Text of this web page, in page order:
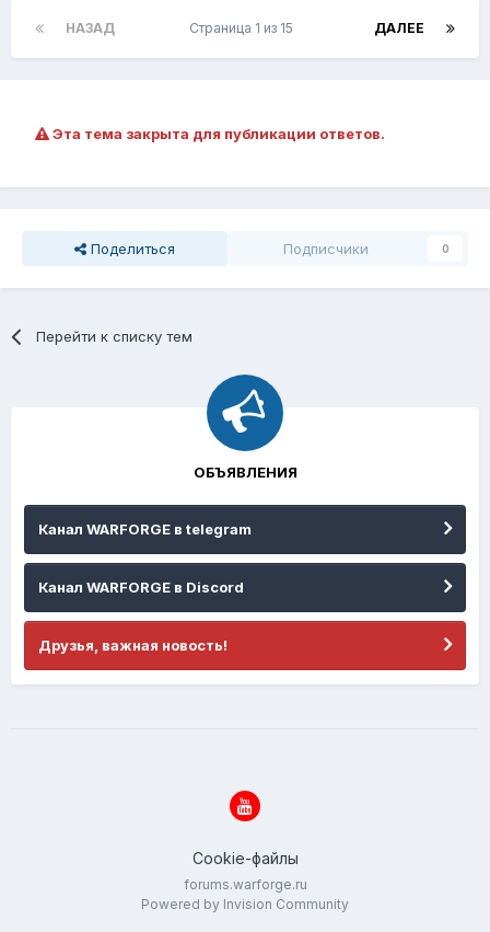
НАЗАД ДАЛЕЕ
Страница 1 из 15
Эта тема закрыта для публикации ответов.
Поделиться Подписчики 0
Перейти к списку тем
ОБЪЯВЛЕНИЯ
Канал WARFORGE в telegram
Канал WARFORGE в Discord
Друзья, важная новость!
Cookie-файлы
forums.warforge.ru
Powered by Invision Community